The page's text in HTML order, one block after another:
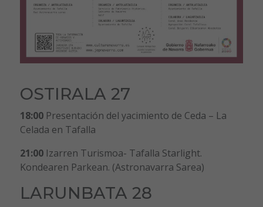
OSTIRALA 27
18:00Presentación del yacimiento de Ceda – La
Celada en Tafalla
21:00Izarren Turismoa- Tafalla Starlight.
Kondearen Parkean. (Astronavarra Sarea)
LARUNBATA 28